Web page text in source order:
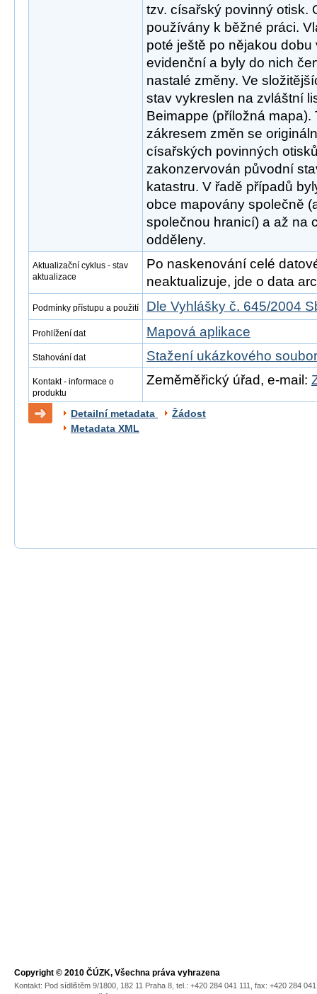
tzv. císařský povinný otisk.
používány k běžné práci.
poté ještě po nějakou
evidenční a byly do nich
nastalé změny. Ve
stav vykreslen na zvláštní
Beimappe (příložná
zákresem změn se
císařských povinných
zakonzervován původní
katastru. V řadě případů
obce mapovány společně
společnou hranicí) a až na
odděleny.
Aktualizační cyklus - stav
aktualizace
Po naskenování celé
neaktualizuje, jde o data
Podmínky přístupu a použití Dle Vyhlášky č. 645/2004
Prohlížení dat Mapová aplikace
Stahování dat Stažení ukázkového
Kontakt - informace o
produktu
Zeměměřický úřad, e-mail:
Detailní metadata
Žádost
Metadata XML
Copyright © 2010 ČÚZK, Všechna práva vyhrazena
Kontakt: Pod sídlištěm 9/1800, 182 11 Praha 8, tel.: +420 284 041 111, fax: +420 284